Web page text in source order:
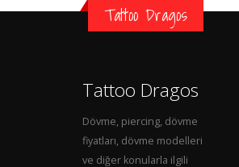
Tattoo Dragos
Tattoo Dragos
Dövme, piercing, dövme
fiyatları, dövme modelleri
ve diğer konularla ilgili